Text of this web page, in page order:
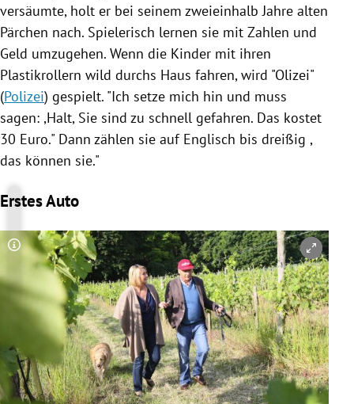
versäumte, holt er bei seinem zweieinhalb Jahre alten
Pärchen nach. Spielerisch lernen sie mit Zahlen und
Geld umzugehen. Wenn die Kinder mit ihren
Plastikrollern wild durchs Haus fahren, wird "Olizei"
(Polizei) gespielt. "Ich setze mich hin und muss
sagen: ,Halt, Sie sind zu schnell gefahren. Das kostet
30 Euro." Dann zählen sie auf Englisch bis dreißig ,
das können sie."
Erstes Auto
Copyright-Hinweis öffnen/schließen